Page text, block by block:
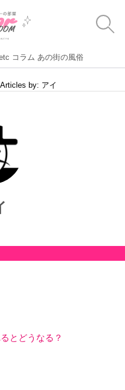
コラム あの街の風俗
Articles by: アイ
とどうなる？